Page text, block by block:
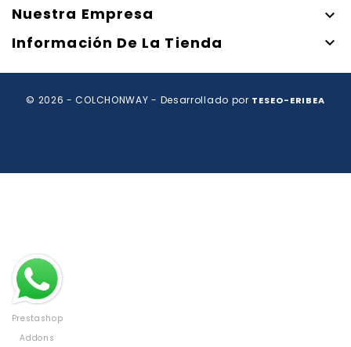
Prestashop
Addons
Nuestra Empresa 
Información De La Tienda 
© 2026 - COLCHONWAY - Desarrollado por TESEO-ERIBEA